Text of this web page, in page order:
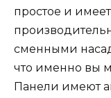
простое и
сменными
что именно вы
Панели имеют